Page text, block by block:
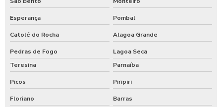
Esperança Pombal
Catolé do Rocha Alagoa Grande
Pedras de Fogo
Lagoa Seca
Teresina
Parnaíba
Picos Piripiri
Floriano Barras